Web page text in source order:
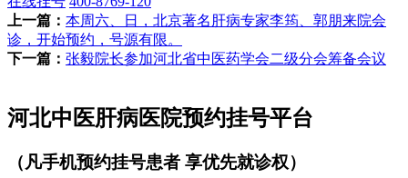
上一篇： 本周六、日，北京著名肝病专家李筠、郭朋来院会
诊，开始预约，号源有限。
下一篇： 张毅院长参加河北省中医药学会二级分会筹备会议
河北中医肝病医院预约挂号平台
（凡手机预约挂号患者 享优先就诊权）